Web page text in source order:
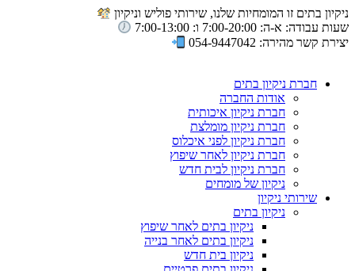
ניקיון בתים זו המומחיות שלנו, שירותי פוליש וניקיון
שעות עבודה: א-ה: 7:00-20:00 ו: 7:00-13:00
יצירת קשר מהירה: 054-9447042
חברת ניקיון בתים
אודות החברה
חברת ניקיון איכותית
חברת ניקיון מומלצת
חברת ניקיון לפני איכלוס
חברת ניקיון לאחר שיפוץ
חברת ניקיון לבית חדש
ניקיון של מומחים
שירותי ניקיון
ניקיון בתים
ניקיון בתים לאחר שיפוץ
ניקיון בתים לאחר בנייה
ניקיון בית חדש